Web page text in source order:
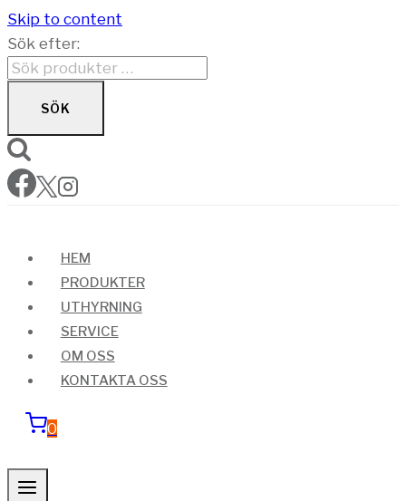
Skip to content
Sök efter:
SÖK
HEM
PRODUKTER
UTHYRNING
SERVICE
OM OSS
KONTAKTA OSS
0